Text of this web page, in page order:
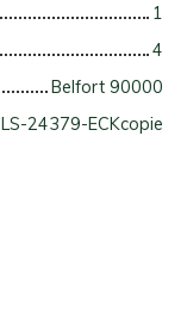
1
4
Belfort 90000
LS-24379-ECKcopie